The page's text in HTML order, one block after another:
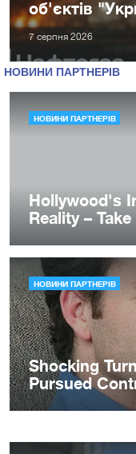
об'єктів
7 серпня 2026